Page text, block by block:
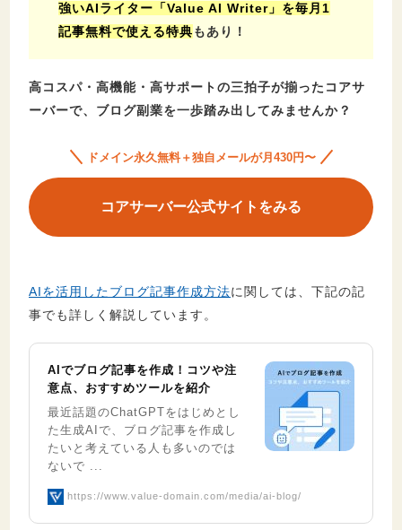
強いAIライター「Value AI Writer」を毎月1
記事無料で使える特典もあり！
高コスパ・高機能・高サポートの三拍子が揃ったコアサ
ーバーで、ブログ副業を一歩踏み出してみませんか？
ドメイン永久無料＋独自メールが月430円〜
コアサーバー公式サイトをみる
AIを活用したブログ記事作成方法に関しては、下記の記
事でも詳しく解説しています。
AIでブログ記事を作成！コツや注
意点、おすすめツールを紹介
最近話題のChatGPTをはじめとし
た生成AIで、ブログ記事を作成し
たいと考えている人も多いのでは
ないで ...
https://www.value-domain.com/media/ai-blog/